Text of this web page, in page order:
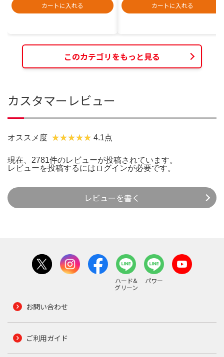
カートに入れる
カートに入れる
このカテゴリをもっと見る
カスタマーレビュー
オススメ度 4.1点
現在、2781件のレビューが投稿されています。
レビューを投稿するには ログインが必要です。
レビューを書く
ハード&
グリーン
パワー
お問い合わせ
ご利用ガイド